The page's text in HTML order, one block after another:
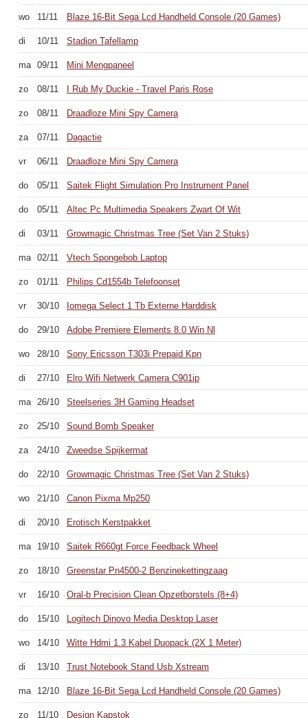
wo 11/11 Blaze 16-Bit Sega Lcd Handheld Console (20 Games)
di 10/11 Stadion Tafellamp
ma 09/11 Mini Mengpaneel
zo 08/11 I Rub My Duckie - Travel Paris Rose
zo 08/11 Draadloze Mini Spy Camera
za 07/11 Dagactie
vr 06/11 Draadloze Mini Spy Camera
do 05/11 Saitek Flight Simulation Pro Instrument Panel
do 05/11 Altec Pc Multimedia Speakers Zwart Of Wit
di 03/11 Growmagic Christmas Tree (Set Van 2 Stuks)
ma 02/11 Vtech Spongebob Laptop
zo 01/11 Philips Cd1554b Telefoonset
vr 30/10 Iomega Select 1 Tb Externe Harddisk
do 29/10 Adobe Premiere Elements 8.0 Win Nl
wo 28/10 Sony Ericsson T303i Prepaid Kpn
di 27/10 Elro Wifi Netwerk Camera C901ip
ma 26/10 Steelseries 3H Gaming Headset
zo 25/10 Sound Bomb Speaker
za 24/10 Zweedse Spijkermat
do 22/10 Growmagic Christmas Tree (Set Van 2 Stuks)
wo 21/10 Canon Pixma Mp250
di 20/10 Erotisch Kerstpakket
ma 19/10 Saitek R660gt Force Feedback Wheel
zo 18/10 Greenstar Pn4500-2 Benzinekettingzaag
vr 16/10 Oral-b Precision Clean Opzetborstels (8+4)
do 15/10 Logitech Dinovo Media Desktop Laser
wo 14/10 Witte Hdmi 1.3 Kabel Duopack (2X 1 Meter)
di 13/10 Trust Notebook Stand Usb Xstream
ma 12/10 Blaze 16-Bit Sega Lcd Handheld Console (20 Games)
zo 11/10 Design Kapstok